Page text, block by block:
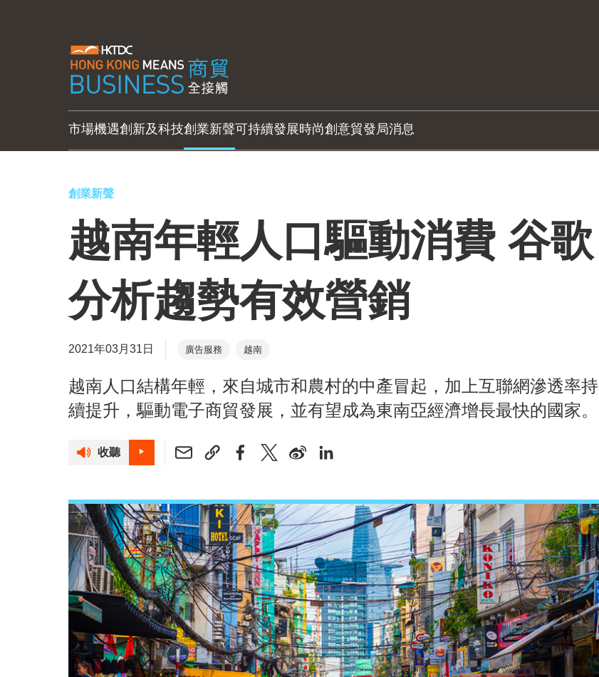
市場機遇創新及科技創業新聲可持續發展時尚創意貿發局消息
創業新聲
越南年輕人口驅動消費 谷歌
分析趨勢有效營銷
2021年03月31日 廣告服務 越南
越南人口結構年輕，來自城市和農村的中產冒起，加上互聯網滲透率持
續提升，驅動電子商貿發展，並有望成為東南亞經濟增長最快的國家。
收聽